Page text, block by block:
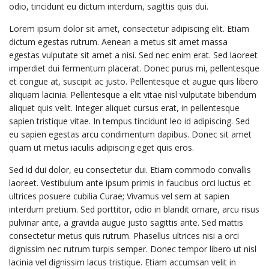
odio, tincidunt eu dictum interdum, sagittis quis dui.
Lorem ipsum dolor sit amet, consectetur adipiscing elit. Etiam
dictum egestas rutrum. Aenean a metus sit amet massa
egestas vulputate sit amet a nisi. Sed nec enim erat. Sed laoreet
imperdiet dui fermentum placerat. Donec purus mi, pellentesque
et congue at, suscipit ac justo. Pellentesque et augue quis libero
aliquam lacinia. Pellentesque a elit vitae nisl vulputate bibendum
aliquet quis velit. Integer aliquet cursus erat, in pellentesque
sapien tristique vitae. In tempus tincidunt leo id adipiscing. Sed
eu sapien egestas arcu condimentum dapibus. Donec sit amet
quam ut metus iaculis adipiscing eget quis eros.
Sed id dui dolor, eu consectetur dui. Etiam commodo convallis
laoreet. Vestibulum ante ipsum primis in faucibus orci luctus et
ultrices posuere cubilia Curae; Vivamus vel sem at sapien
interdum pretium. Sed porttitor, odio in blandit ornare, arcu risus
pulvinar ante, a gravida augue justo sagittis ante. Sed mattis
consectetur metus quis rutrum. Phasellus ultrices nisi a orci
dignissim nec rutrum turpis semper. Donec tempor libero ut nisl
lacinia vel dignissim lacus tristique. Etiam accumsan velit in